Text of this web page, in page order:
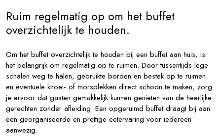
Ruim regelmatig op om het buffet
overzichtelijk te houden.
Om het buffet overzichtelijk te houden bij een buffet aan huis, is
het belangrijk om regelmatig op te ruimen. Door tussentijds lege
schalen weg te halen, gebruikte borden en bestek op te ruimen
en eventuele knoei- of morsplekken direct schoon te maken, zorg
je ervoor dat gasten gemakkelijk kunnen genieten van de heerlijke
gerechten zonder afleiding. Een opgeruimd buffet draagt bij aan
een georganiseerde en prettige eetervaring voor iedereen
aanwezig.